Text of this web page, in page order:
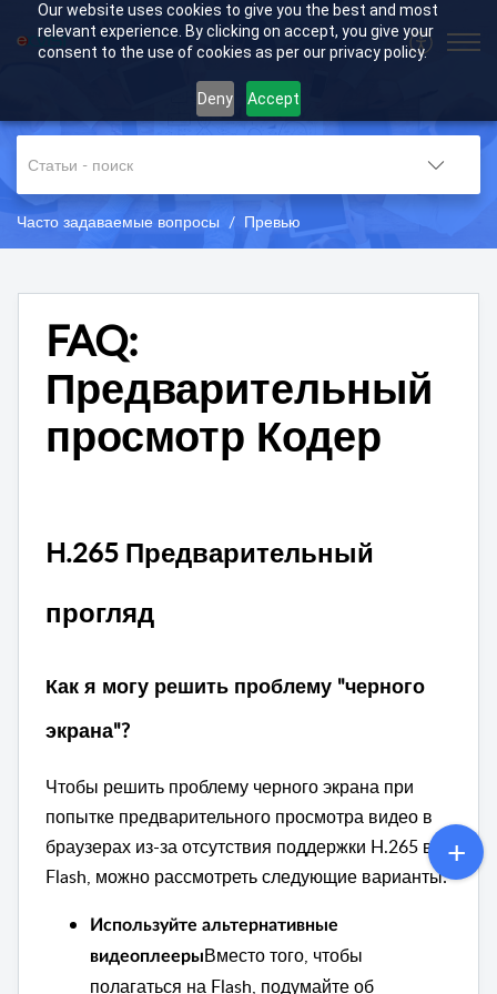
Our website uses cookies to give you the best and most
relevant experience. By clicking on accept, you give your
consent to the use of cookies as per our privacy policy.
Deny Accept
Часто задаваемые вопросы Превью
FAQ:
Предварительный
просмотр Кодер
H.265 Предварительный
прогляд
Как я могу решить проблему "черного
экрана"?
Чтобы решить проблему черного экрана при
попытке предварительного просмотра видео в
браузерах из-за отсутствия поддержки H.265 во
Flash, можно рассмотреть следующие варианты:
Используйте альтернативные
видеоплеерыВместо того, чтобы
полагаться на Flash, подумайте об